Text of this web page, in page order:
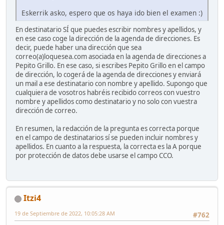
Eskerrik asko, espero que os haya ido bien el examen :)
En destinatario SÍ que puedes escribir nombres y apellidos, y
en ese caso coge la dirección de la agenda de direcciones. Es
decir, puede haber una dirección que sea
correo(a)loquesea.com asociada en la agenda de direcciones a
Pepito Grillo. En ese caso, si escribes Pepito Grillo en el campo
de dirección, lo cogerá de la agenda de direcciones y enviará
un mail a ese destinatario con nombre y apellido. Supongo que
cualquiera de vosotros habréis recibido correos con vuestro
nombre y apellidos como destinatario y no solo con vuestra
dirección de correo.
En resumen, la redacción de la pregunta es correcta porque
en el campo de destinatarios sí se pueden incluir nombres y
apellidos. En cuanto a la respuesta, la correcta es la A porque
por protección de datos debe usarse el campo CCO.
Itzi4
#762
19 de Septiembre de 2022, 10:05:28 AM